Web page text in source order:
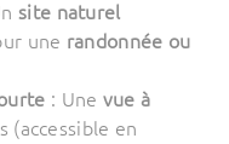
site naturel
une randonnée ou
: Une vue à
(accessible en